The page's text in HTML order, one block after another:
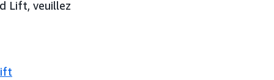
Lift, veuillez